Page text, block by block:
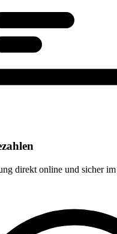
direkt online und sicher